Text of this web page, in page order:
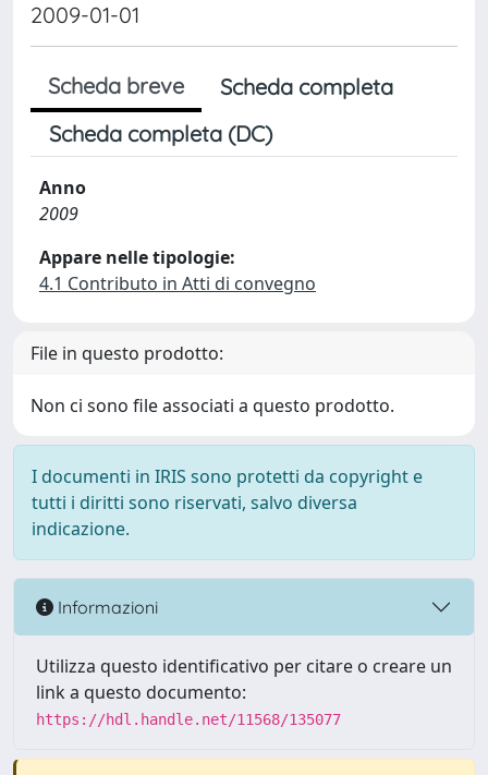
2009-01-01
Scheda breve
Scheda completa
Scheda completa (DC)
Anno
2009
Appare nelle tipologie:
4.1 Contributo in Atti di convegno
File in questo prodotto:
Non ci sono file associati a questo prodotto.
I documenti in IRIS sono protetti da copyright e
tutti i diritti sono riservati, salvo diversa
indicazione.
Informazioni
Utilizza questo identificativo per citare o creare un
link a questo documento:
https://hdl.handle.net/11568/135077